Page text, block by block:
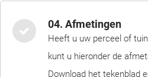
04. Afmetingen
Heeft u uw perceel of
kunt u hieronder de
Download het tekenblad